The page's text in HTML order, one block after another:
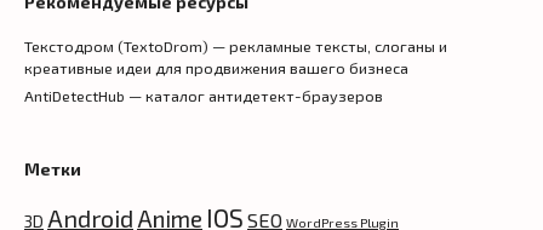
Текстодром (TextoDrom) — рекламные тексты, слоганы и
креативные идеи для продвижения вашего бизнеса
AntiDetectHub — каталог антидетект-браузеров
Метки
3D Android Anime IOS SEO WordPress Plugin